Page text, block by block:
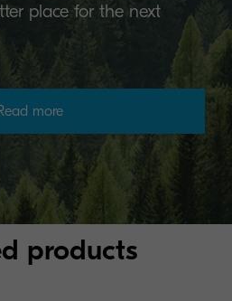
place for the next
more
products